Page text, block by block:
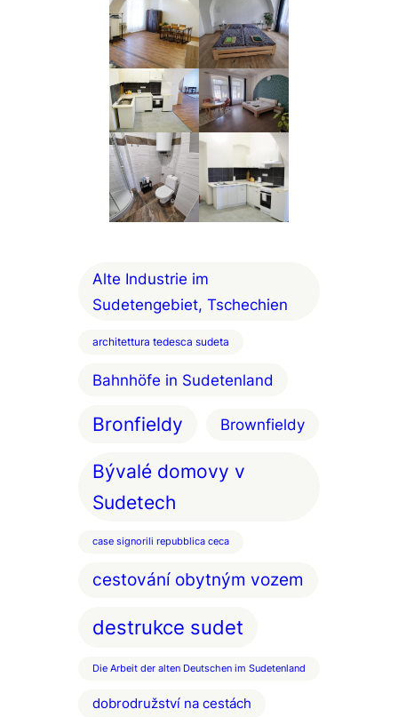
Alte Industrie im
Sudetengebiet, Tschechien
architettura tedesca sudeta
Bahnhöfe in Sudetenland
Bronfieldy Brownfieldy
Bývalé domovy v
Sudetech
case signorili repubblica ceca
cestování obytným vozem
destrukce sudet
Die Arbeit der alten Deutschen im Sudetenland
dobrodružství na cestách